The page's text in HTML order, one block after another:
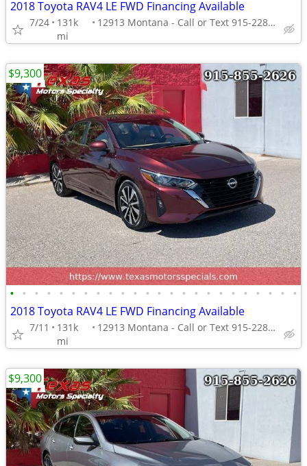
2018 Toyota RAV4 LE FWD Financing Available
7/24
131k
mi
12913 Montana - Call or Text 915-228-4203
• • • • • • • • • • • • • • • • • • • • • • • •
2018 Toyota RAV4 LE FWD Financing Available
7/11
131k
mi
12913 Montana - Call or Text 915-228-4203
$9,300
$9,300